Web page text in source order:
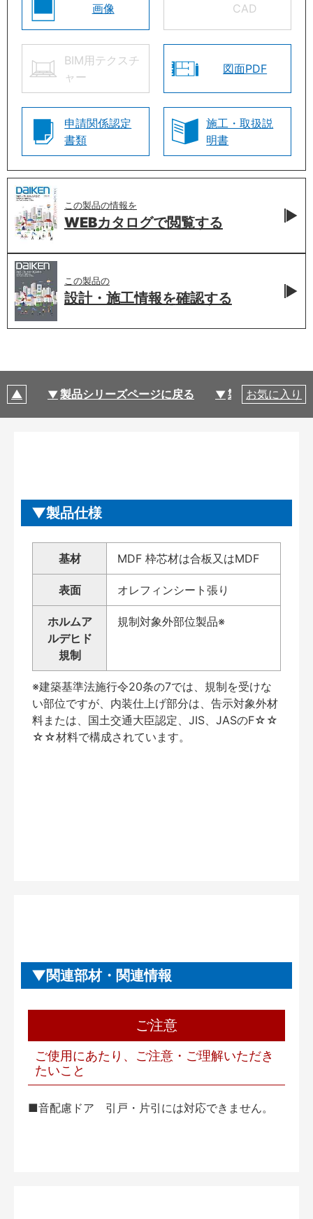
画像 CAD
BIM用テクスチ
ャー
図面PDF
申請関係認定
書類
施工・取扱説
明書
この製品の情報を
WEBカタログで閲覧する
この製品の
設計・施工情報を確認する
製品シリーズページに戻る 製品仕様
お気に入り
製品仕様
基材 MDF 枠芯材は合板又はMDF
表面 オレフィンシート張り
ホルムア
ルデヒド
規制
規制対象外部位製品※
※建築基準法施行令20条の7では、規制を受けな
い部位ですが、内装仕上げ部分は、告示対象外材
料または、国土交通大臣認定、JIS、JASのF☆☆
☆☆材料で構成されています。
関連部材・関連情報
ご注意
ご使用にあたり、ご注意・ご理解いただき
たいこと
■音配慮ドア 引戸・片引には対応できません。